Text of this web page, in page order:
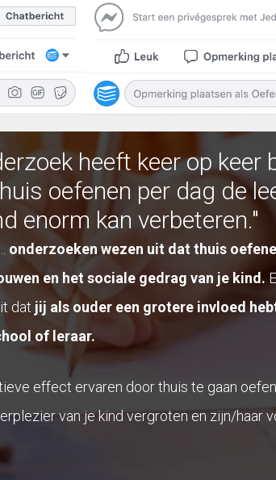
heeft keer op keer
oefenen per dag de
enorm kan verbeteren."
onderzoeken wezen uit dat thuis
en het sociale gedrag van je kind.
dat jij als ouder een grotere invloed
of leraar.
effect ervaren door thuis te gaan
van je kind vergroten en zijn/haar